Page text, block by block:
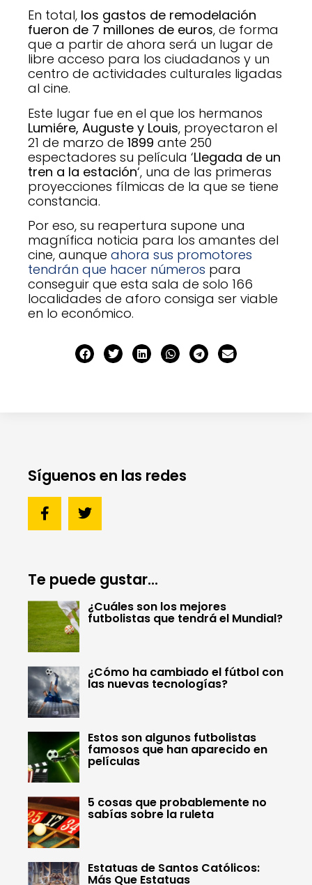
En total, los gastos de remodelación
fueron de 7 millones de euros, de forma
que a partir de ahora será un lugar de
libre acceso para los ciudadanos y un
centro de actividades culturales ligadas
al cine.
Este lugar fue en el que los hermanos
Lumiére, Auguste y Louis, proyectaron el
21 de marzo de 1899 ante 250
espectadores su película ‘Llegada de un
tren a la estación‘, una de las primeras
proyecciones fílmicas de la que se tiene
constancia.
Por eso, su reapertura supone una
magnífica noticia para los amantes del
cine, aunque ahora sus promotores
tendrán que hacer números para
conseguir que esta sala de solo 166
localidades de aforo consiga ser viable
en lo económico.
Síguenos en las redes
Te puede gustar...
¿Cuáles son los mejores
futbolistas que tendrá el Mundial?
¿Cómo ha cambiado el fútbol con
las nuevas tecnologías?
Estos son algunos futbolistas
famosos que han aparecido en
películas
5 cosas que probablemente no
sabías sobre la ruleta
Estatuas de Santos Católicos:
Más Que Estatuas